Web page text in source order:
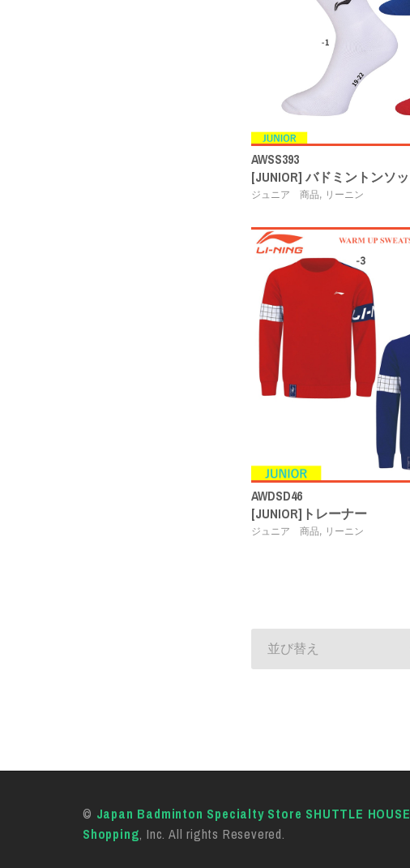
AWSS393
[JUNIOR] バドミントンソ
ジュニア 商品, リーニン
AWDSD46
[JUNIOR]トレーナー
ジュニア 商品, リーニン
並び替え
© Japan Badminton Specialty Store SHUTTLE
Shopping, Inc. All rights Resevered.